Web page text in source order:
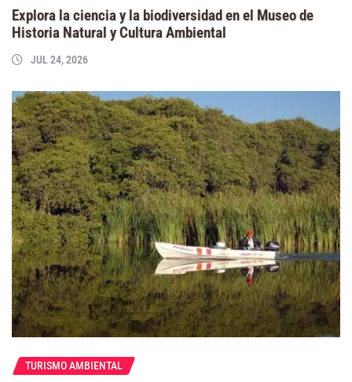
Explora la ciencia y la biodiversidad en el Museo de
Historia Natural y Cultura Ambiental
JUL 24, 2026
TURISMO AMBIENTAL